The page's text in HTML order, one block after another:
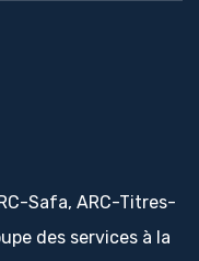
Safa, ARC-Titres-
des services à la